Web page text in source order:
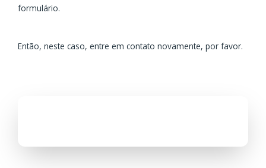
formulário.
Então, neste caso, entre em contato novamente, por favor.